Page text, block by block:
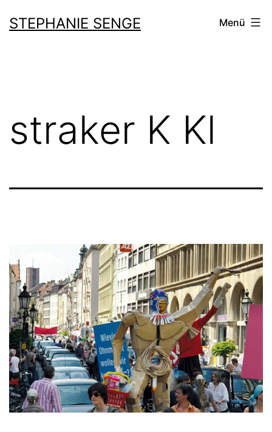
Inhalt
STEPHANIE SENGE Menü
straker K Kl